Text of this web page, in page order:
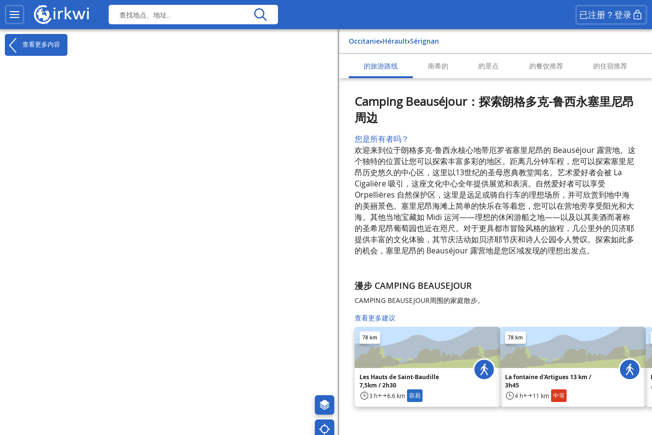
已注册？登录
查看更多内容 Occitanie› Hérault› Sérignan
的旅游路线 南希的 的景点 的餐饮推荐 的住宿推荐
Camping Beauséjour：探索朗格多克-鲁西永塞里尼昂
周边
您是所有者吗？
欢迎来到位于朗格多克-鲁西永核心地带厄罗省塞里尼昂的 Beauséjour 露营地。这
个独特的位置让您可以探索丰富多彩的地区。距离几分钟车程，您可以探索塞里尼
昂历史悠久的中心区，这里以13世纪的圣母恩典教堂闻名。艺术爱好者会被 La
Cigalière 吸引，这座文化中心全年提供展览和表演。自然爱好者可以享受
Orpellières 自然保护区，这里是远足或骑自行车的理想场所，并可欣赏到地中海
的美丽景色。塞里尼昂海滩上简单的快乐在等着您，您可以在营地旁享受阳光和大
海。其他当地宝藏如 Midi 运河——理想的休闲游船之地——以及以其美酒而著称
的圣希尼昂葡萄园也近在咫尺。对于更具都市冒险风格的旅程，几公里外的贝济耶
提供丰富的文化体验，其节庆活动如贝济耶节庆和诗人公园令人赞叹。探索如此多
的机会，塞里尼昂的 Beauséjour 露营地是您区域发现的理想出发点。
漫步 CAMPING BEAUSEJOUR
CAMPING BEAUSEJOUR周围的家庭散步。
查看更多建议
78 km
Les Hauts de Saint-Baudille
7,5km / 2h30
3 h 6.6 km 容易
78 km
La fontaine d'Artigues 13 km /
3h45
4 h 11 km 中等